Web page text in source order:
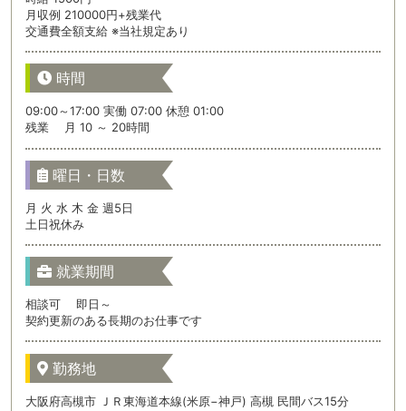
月収例 210000円+残業代
交通費全額支給 ※当社規定あり
時間
09:00～17:00 実働 07:00 休憩 01:00
残業 月 10 ～ 20時間
曜日・日数
月 火 水 木 金 週5日
土日祝休み
就業期間
相談可 即日～
契約更新のある長期のお仕事です
勤務地
大阪府高槻市 ＪＲ東海道本線(米原−神戸) 高槻 民間バス15分